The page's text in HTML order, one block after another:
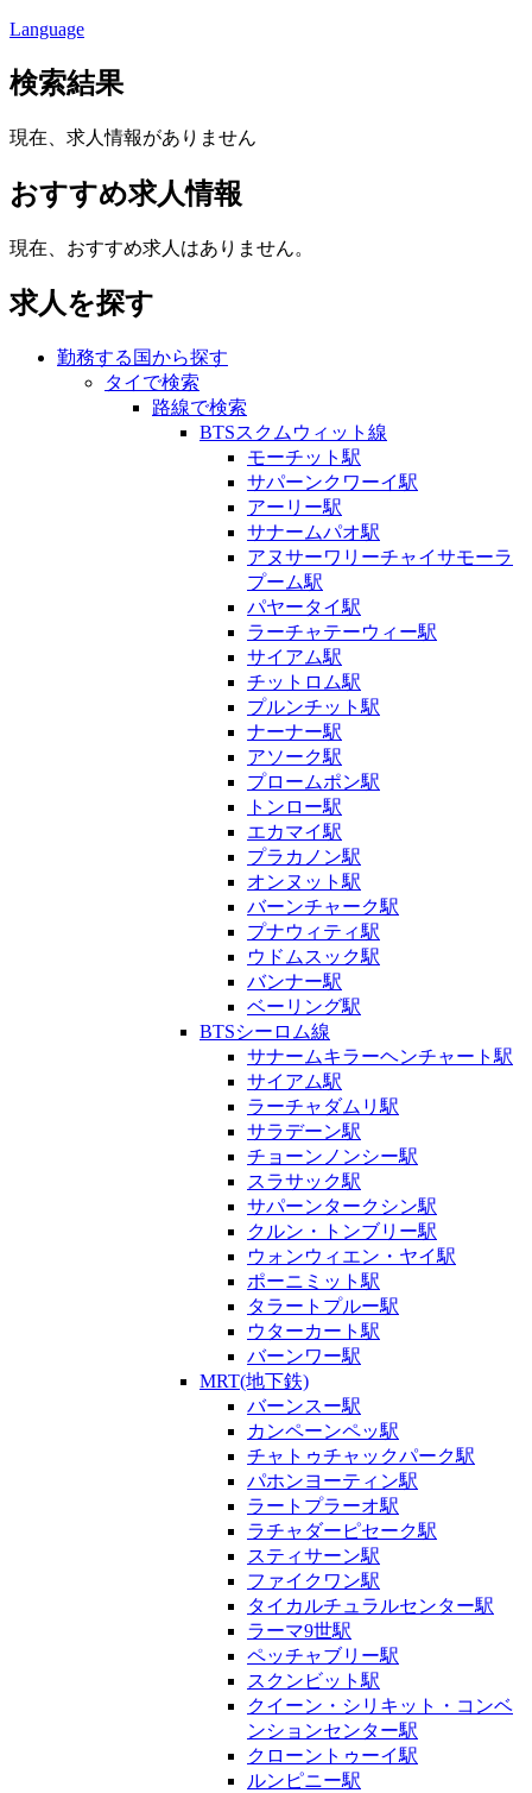
Language
検索結果
現在、求人情報がありません
おすすめ求人情報
現在、おすすめ求人はありません。
求人を探す
勤務する国から探す
タイで検索
路線で検索
BTSスクムウィット線
モーチット駅
サパーンクワーイ駅
アーリー駅
サナームパオ駅
アヌサーワリーチャイサモーラ
プーム駅
パヤータイ駅
ラーチャテーウィー駅
サイアム駅
チットロム駅
プルンチット駅
ナーナー駅
アソーク駅
プロームポン駅
トンロー駅
エカマイ駅
プラカノン駅
オンヌット駅
バーンチャーク駅
プナウィティ駅
ウドムスック駅
バンナー駅
ベーリング駅
BTSシーロム線
サナームキラーヘンチャート駅
サイアム駅
ラーチャダムリ駅
サラデーン駅
チョーンノンシー駅
スラサック駅
サパーンタークシン駅
クルン・トンブリー駅
ウォンウィエン・ヤイ駅
ポーニミット駅
タラートプルー駅
ウターカート駅
バーンワー駅
MRT(地下鉄)
バーンスー駅
カンペーンペッ駅
チャトゥチャックパーク駅
パホンヨーティン駅
ラートプラーオ駅
ラチャダーピセーク駅
スティサーン駅
ファイクワン駅
タイカルチュラルセンター駅
ラーマ9世駅
ペッチャブリー駅
スクンビット駅
クイーン・シリキット・コンベ
ンションセンター駅
クローントゥーイ駅
ルンピニー駅